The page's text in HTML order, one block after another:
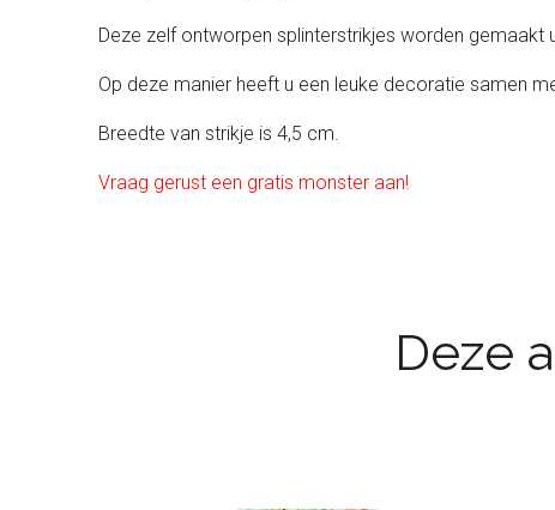
Deze zelf ontworpen splinterstrikjes worden
Op deze manier heeft u een leuke decoratie samen
Breedte van strikje is 4,5 cm.
Vraag gerust een gratis monster aan!
Deze